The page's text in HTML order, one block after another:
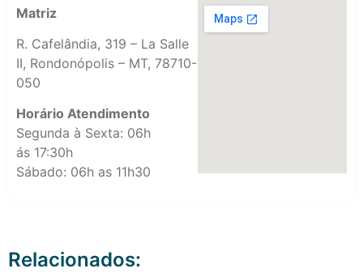
Matriz
R. Cafelândia, 319 – La Salle
II, Rondonópolis – MT, 78710-
050
Horário Atendimento
Segunda à Sexta: 06h
ás 17:30h
Sábado: 06h as 11h30
Relacionados: